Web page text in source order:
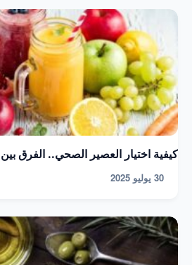
كيفية اختيار العصير الصحي.. الفرق بين
30 يوليو 2025